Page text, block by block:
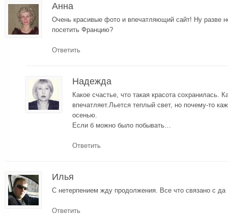
Анна
Очень красивые фото и впечатляющий сайт! Ну разве
посетить Францию?
Ответить
Надежда
Какое счастье, что такая красота сохранилась.
впечатляет.Льется теплый свет, но почему-то
осенью.
Если б можно было побывать…
Ответить
Илья
С нетерпением жду продолжения. Все что связано с да
Ответить